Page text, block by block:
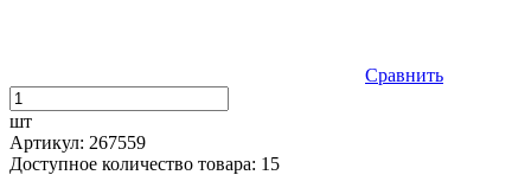
Сравнить
шт
Артикул: 267559
Доступное количество товара: 15